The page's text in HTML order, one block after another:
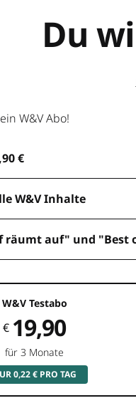
Du
W&V Abo!
€
W&V Inhalte
räumt auf" und "Best
W&V Testabo
€ 19,90
für 3 Monate
0,22 € PRO TAG